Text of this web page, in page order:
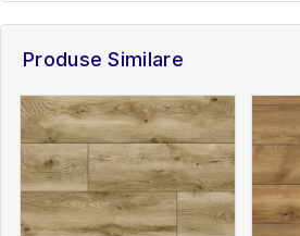
Produse Similare